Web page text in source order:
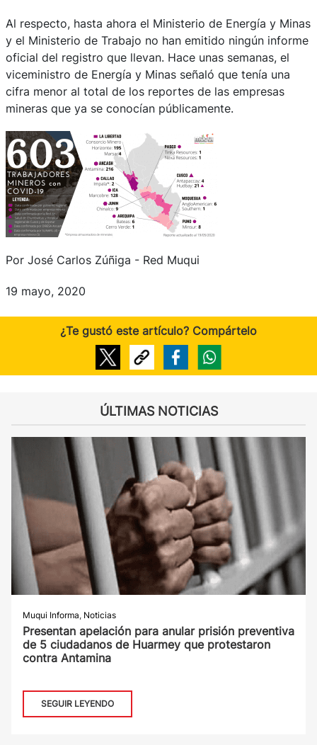
Al respecto, hasta ahora el Ministerio de Energía y Minas
y el Ministerio de Trabajo no han emitido ningún informe
oficial del registro que llevan. Hace unas semanas, el
viceministro de Energía y Minas señaló que tenía una
cifra menor al total de los reportes de las empresas
mineras que ya se conocían públicamente.
Por José Carlos Zúñiga - Red Muqui
19 mayo, 2020
¿Te gustó este artículo? Compártelo
ÚLTIMAS NOTICIAS
Muqui Informa, Noticias
Presentan apelación para anular prisión preventiva
de 5 ciudadanos de Huarmey que protestaron
contra Antamina
SEGUIR LEYENDO